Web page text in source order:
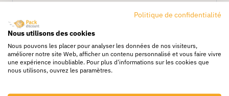
FAQ
Quelle est la largeur de cette boucle ?
Elle mesure 16 mm, idéale pour fixer des
Politique de confidentialité
Nous utilisons des cookies
Nous pouvons les placer pour analyser les données de nos visiteurs,
améliorer notre site Web, afficher un contenu personnalisé et vous faire vivre
une expérience inoubliable. Pour plus d'informations sur les cookies que
nous utilisons, ouvrez les paramètres.